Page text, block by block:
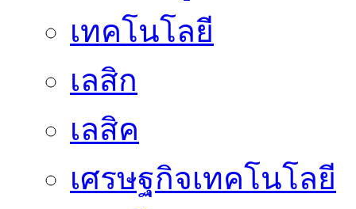
เทคโนโลยี
เลสิก
เลสิค
เศรษฐกิจเทคโนโลยี